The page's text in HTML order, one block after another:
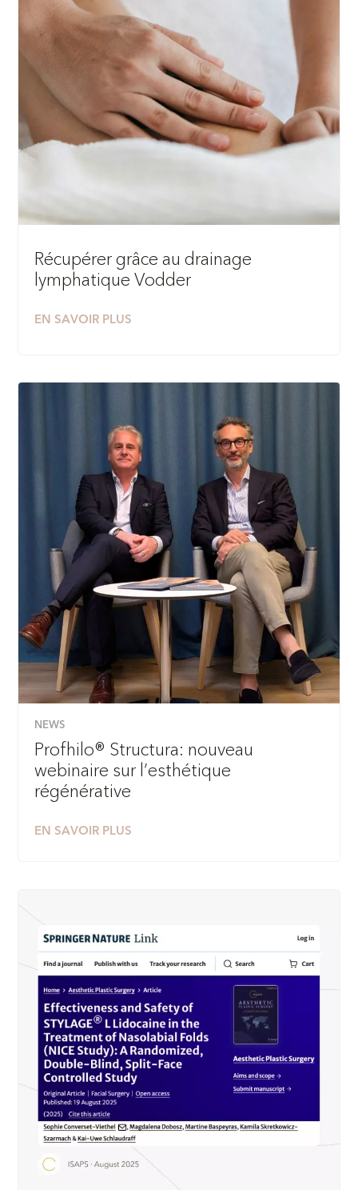
Récupérer grâce au drainage
lymphatique Vodder
EN SAVOIR PLUS
NEWS
Profhilo® Structura: nouveau
webinaire sur l’esthétique
régénérative
EN SAVOIR PLUS